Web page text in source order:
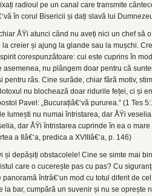
radioul pe un canal care transmite
în corul Bisericii și dați slavă lui
ÅŸi atunci când nu aveți nici un chef să
la creier și ajung la glande sau la mușchi.
corespunzătoare: cui este cuprins în
asemenea, nu plângem doar pentru că
pentru râs. Cine surâde, chiar fără motiv,
nu blochează doar ridurile feței, ci și
Pavel: „Bucurațiâ€‘vă pururea.” (1 Tes
lumești nu numai întristarea, dar ÅŸi
dar ÅŸi întristarea cuprinde în ea o
a Ilâ€‘a, predica a XVIIIâ€‘a, p. 146)
și depășiți obstacolele! Cine se simte mai
care o cucerește pas cu pas? Cu
panoramă întrâ€‘un mod cu totul diferit de
la bar, cumpără un suvenir și nu se oprește